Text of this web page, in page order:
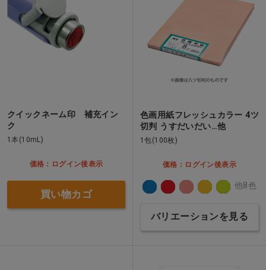
クイックネーム印 補充イン
ク
1本(10mL)
価格：ログイン後表示
買い物カゴ
色画用紙フレッシュカラー 4ツ
切判 うすだいだい…他
1包(100枚)
価格：ログイン後表示
他8色
バリエーションを見る